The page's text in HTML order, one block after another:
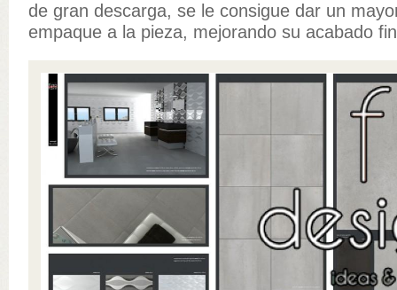
de gran descarga, se le consigue dar un
empaque a la pieza, mejorando su acabado